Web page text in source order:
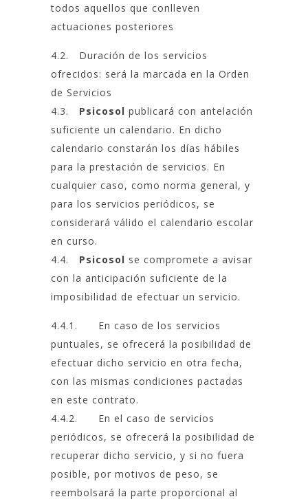
todos aquellos que conlleven
actuaciones posteriores
4.2. Duración de los servicios
ofrecidos: será la marcada en la Orden
de Servicios
4.3. Psicosol publicará con antelación
suficiente un calendario. En dicho
calendario constarán los días hábiles
para la prestación de servicios. En
cualquier caso, como norma general, y
para los servicios periódicos, se
considerará válido el calendario escolar
en curso.
4.4. Psicosol se compromete a avisar
con la anticipación suficiente de la
imposibilidad de efectuar un servicio.
4.4.1. En caso de los servicios
puntuales, se ofrecerá la posibilidad de
efectuar dicho servicio en otra fecha,
con las mismas condiciones pactadas
en este contrato.
4.4.2. En el caso de servicios
periódicos, se ofrecerá la posibilidad de
recuperar dicho servicio, y si no fuera
posible, por motivos de peso, se
reembolsará la parte proporcional al